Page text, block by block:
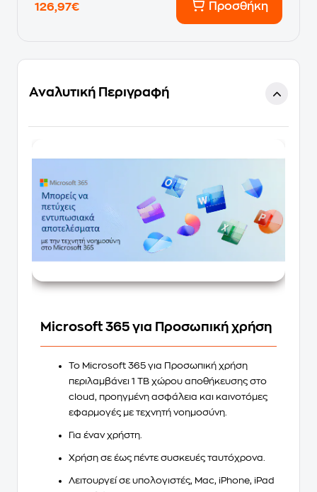
126,97€
Προσθήκη
Αναλυτική Περιγραφή
Microsoft 365 για Προσωπική χρήση
Το Microsoft 365 για Προσωπική χρήση
περιλαμβάνει 1 TB χώρου αποθήκευσης στο
cloud, προηγμένη ασφάλεια και καινοτόμες
εφαρμογές με τεχνητή νοημοσύνη
Για έναν χρήστη
Χρήση σε έως πέντε συσκευές ταυτόχρονα.
Λειτουργεί σε υπολογιστές, Mac, iPhone, iPad